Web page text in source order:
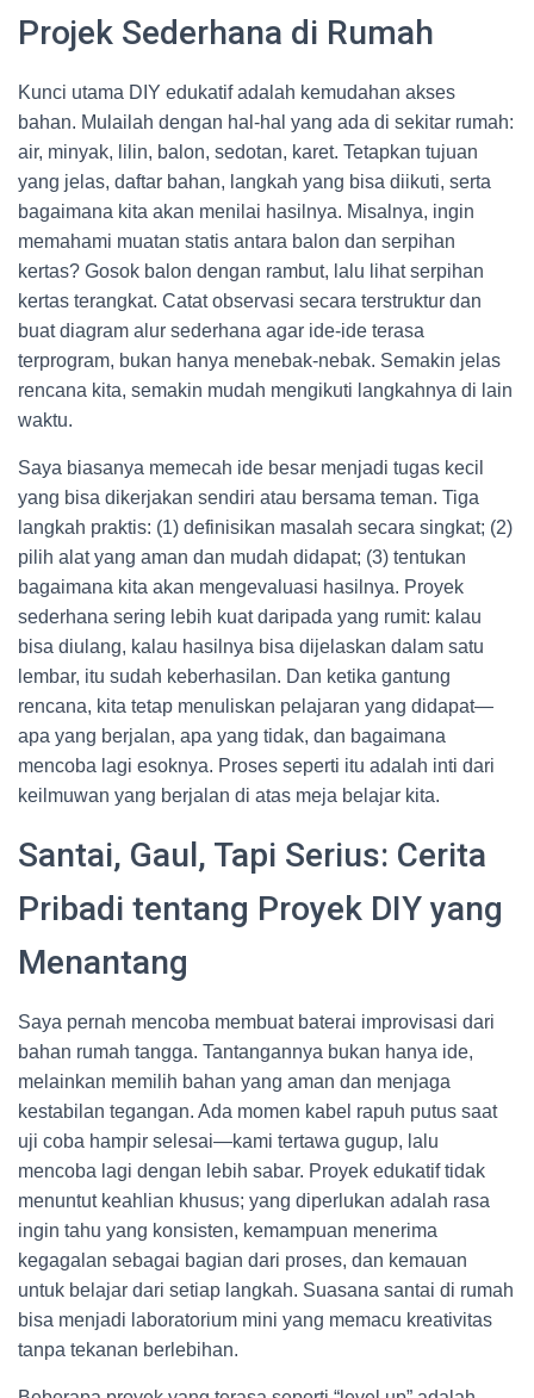
Projek Sederhana di Rumah
Kunci utama DIY edukatif adalah kemudahan akses
bahan. Mulailah dengan hal-hal yang ada di sekitar rumah:
air, minyak, lilin, balon, sedotan, karet. Tetapkan tujuan
yang jelas, daftar bahan, langkah yang bisa diikuti, serta
bagaimana kita akan menilai hasilnya. Misalnya, ingin
memahami muatan statis antara balon dan serpihan
kertas? Gosok balon dengan rambut, lalu lihat serpihan
kertas terangkat. Catat observasi secara terstruktur dan
buat diagram alur sederhana agar ide-ide terasa
terprogram, bukan hanya menebak-nebak. Semakin jelas
rencana kita, semakin mudah mengikuti langkahnya di lain
waktu.
Saya biasanya memecah ide besar menjadi tugas kecil
yang bisa dikerjakan sendiri atau bersama teman. Tiga
langkah praktis: (1) definisikan masalah secara singkat; (2)
pilih alat yang aman dan mudah didapat; (3) tentukan
bagaimana kita akan mengevaluasi hasilnya. Proyek
sederhana sering lebih kuat daripada yang rumit: kalau
bisa diulang, kalau hasilnya bisa dijelaskan dalam satu
lembar, itu sudah keberhasilan. Dan ketika gantung
rencana, kita tetap menuliskan pelajaran yang didapat—
apa yang berjalan, apa yang tidak, dan bagaimana
mencoba lagi esoknya. Proses seperti itu adalah inti dari
keilmuwan yang berjalan di atas meja belajar kita.
Santai, Gaul, Tapi Serius: Cerita
Pribadi tentang Proyek DIY yang
Menantang
Saya pernah mencoba membuat baterai improvisasi dari
bahan rumah tangga. Tantangannya bukan hanya ide,
melainkan memilih bahan yang aman dan menjaga
kestabilan tegangan. Ada momen kabel rapuh putus saat
uji coba hampir selesai—kami tertawa gugup, lalu
mencoba lagi dengan lebih sabar. Proyek edukatif tidak
menuntut keahlian khusus; yang diperlukan adalah rasa
ingin tahu yang konsisten, kemampuan menerima
kegagalan sebagai bagian dari proses, dan kemauan
untuk belajar dari setiap langkah. Suasana santai di rumah
bisa menjadi laboratorium mini yang memacu kreativitas
tanpa tekanan berlebihan.